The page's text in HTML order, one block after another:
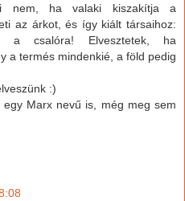
nem, ha valaki kiszakítja a
az árkot, és így kiált társaihoz:
a csalóra! Elvesztetek, ha
a termés mindenkié, a föld pedig
:)
Marx nevű is, még meg sem